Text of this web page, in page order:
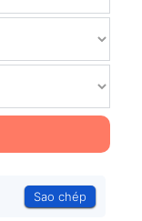
Sao chép